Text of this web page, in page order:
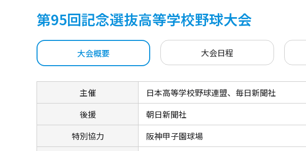
第95回記念選抜高等学校野球大会
大会概要 大会日程
主催
日本高等学校野球連盟、毎日新聞社
後援
朝日新聞社
特別協力
阪神甲子園球場